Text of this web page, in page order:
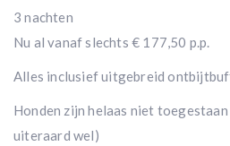
3 nachten
Nu al vanaf slechts € 177,50 p.p.
Alles inclusief uitgebreid
Honden zijn helaas niet
uiteraard wel)